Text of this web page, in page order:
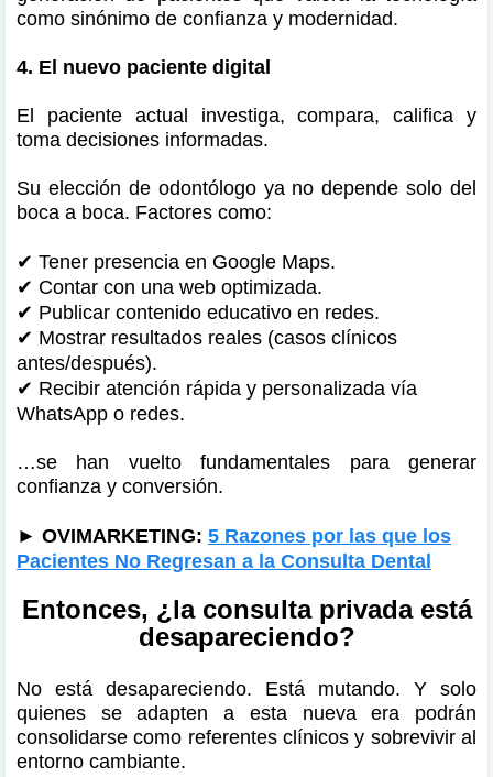
como sinónimo de confianza y modernidad.
4. El nuevo paciente digital
El paciente actual investiga, compara, califica y
toma decisiones informadas.
Su elección de odontólogo ya no depende solo del
boca a boca. Factores como:
✔ Tener presencia en Google Maps.
✔ Contar con una web optimizada.
✔ Publicar contenido educativo en redes.
✔ Mostrar resultados reales (casos clínicos
antes/después).
✔ Recibir atención rápida y personalizada vía
WhatsApp o redes.
…se han vuelto fundamentales para generar
confianza y conversión.
► OVIMARKETING: 5 Razones por las que los
Pacientes No Regresan a la Consulta Dental
Entonces, ¿la consulta privada está
desapareciendo?
No está desapareciendo. Está mutando. Y solo
quienes se adapten a esta nueva era podrán
consolidarse como referentes clínicos y sobrevivir al
entorno cambiante.